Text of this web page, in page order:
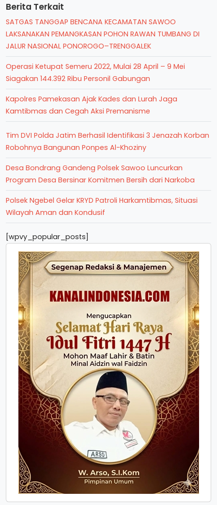
Berita Terkait
SATGAS TANGGAP BENCANA KECAMATAN SAWOO
LAKSANAKAN PEMANGKASAN POHON RAWAN TUMBANG DI
JALUR NASIONAL PONOROGO–TRENGGALEK
Operasi Ketupat Semeru 2022, Mulai 28 April – 9 Mei
Siagakan 144.392 Ribu Personil Gabungan
Kapolres Pamekasan Ajak Kades dan Lurah Jaga
Kamtibmas dan Cegah Aksi Premanisme
Tim DVI Polda Jatim Berhasil Identifikasi 3 Jenazah Korban
Robohnya Bangunan Ponpes Al-Khoziny
Desa Bondrang Gandeng Polsek Sawoo Luncurkan
Program Desa Bersinar Komitmen Bersih dari Narkoba
Polsek Ngebel Gelar KRYD Patroli Harkamtibmas, Situasi
Wilayah Aman dan Kondusif
[wpvy_popular_posts]